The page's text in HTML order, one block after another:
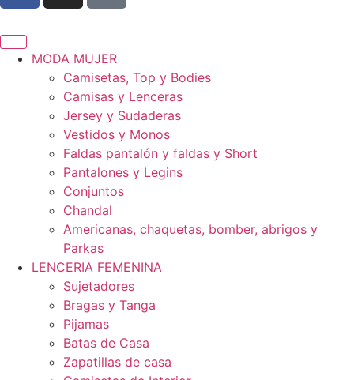
MODA MUJER
Camisetas, Top y Bodies
Camisas y Lenceras
Jersey y Sudaderas
Vestidos y Monos
Faldas pantalón y faldas y Short
Pantalones y Legins
Conjuntos
Chandal
Americanas, chaquetas, bomber, abrigos y
Parkas
LENCERIA FEMENINA
Sujetadores
Bragas y Tanga
Pijamas
Batas de Casa
Zapatillas de casa